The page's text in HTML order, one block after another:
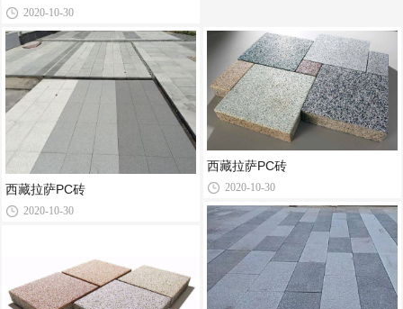
2020-10-30
西藏拉萨PC砖
2020-10-30
西藏拉萨PC砖
2020-10-30